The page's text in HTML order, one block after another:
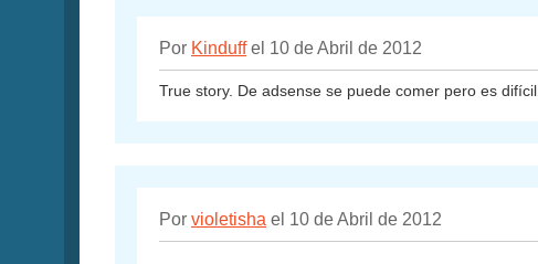
Por Kinduffel 10 de Abril de 2012
True story. De adsense se puede comer pero es difícil.
Por violetisha el 10 de Abril de 2012